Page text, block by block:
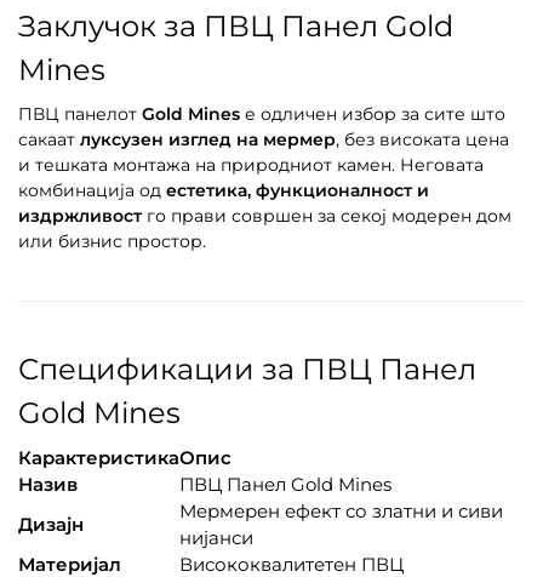
Заклучок за ПВЦ Панел Gold
Mines
ПВЦ панелот Gold Mines е одличен избор за сите што
сакаат луксузен изглед на мермер, без високата цена
и тешката монтажа на природниот камен. Неговата
комбинација од естетика, функционалност и
издржливостго прави совршен за секој модерен дом
или бизнис простор.
Спецификации за ПВЦ Панел
Gold Mines
КарактеристикаОпис
Назив
ПВЦ Панел Gold Mines
Дизајн
Мермерен ефект со златни и сиви
нијанси
Материјал
Висококвалитетен ПВЦ